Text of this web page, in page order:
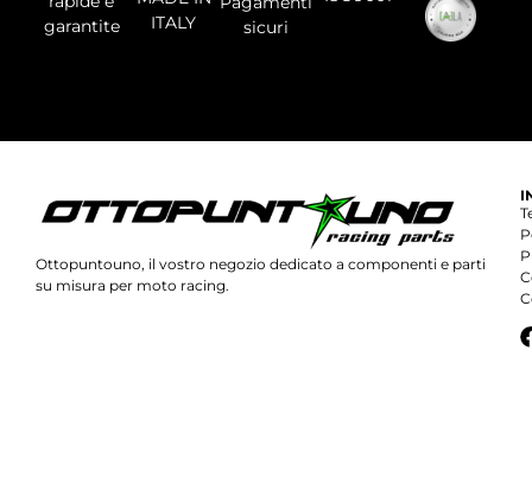
garantite
ITALY
sicuri
Ottopuntouno, il vostro negozio dedicato a componenti e parti
su misura per moto racing.